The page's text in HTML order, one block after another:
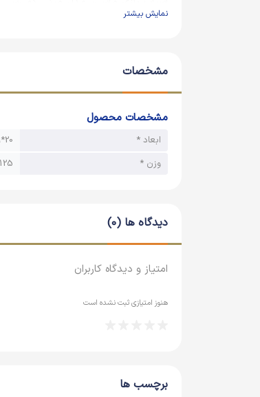
ویژگی‌های کلیدی اسباب بازی ماشین
طراحی بامزه با چشم‌های متحرک:
است.
ابعاد مناسب برای کودکان:
جنس پلاستیک:
کیفیت متوسط:لازم به ذکر
ممکن است در برابر ضربه‌های
و خلاقیت آن‌ها را پرورش دهند.
نمایش بیشتر
مشخصات
مشخصات محصول
ابعاد *
20*9*10 سانتیمتر
وزن *
125 گرم
دیدگاه ها (0)
امتیاز و دیدگاه کاربران
هنوز امتیازی ثبت نشده است
برچسب ها